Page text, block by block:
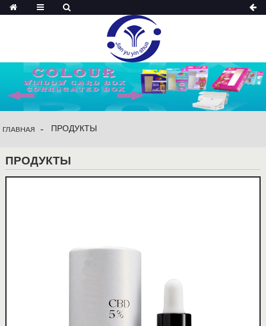
ГЛАВНАЯ ПРОДУКТЫ
ПРОДУКТЫ